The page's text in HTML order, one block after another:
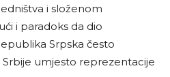
i složenom
i paradoks da dio
Srpska često
umjesto reprezentacije